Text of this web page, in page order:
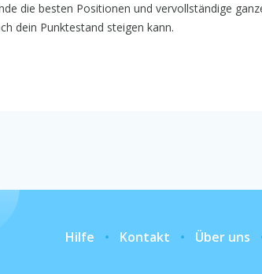
die besten Positionen und vervollständige
dein Punktestand steigen kann.
Hilfe Kontakt Über uns